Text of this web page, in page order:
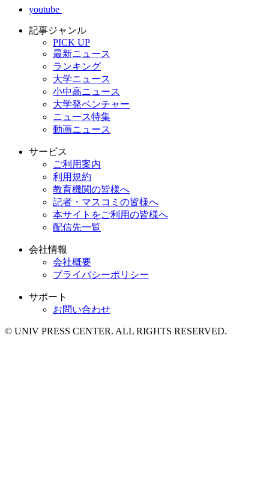
youtube
記事ジャンル
PICK UP
最新ニュース
ランキング
大学ニュース
小中高ニュース
大学発ベンチャー
ニュース特集
動画ニュース
サービス
ご利用案内
利用規約
教育機関の皆様へ
記者・マスコミの皆様へ
本サイトをご利用の皆様へ
配信先一覧
会社情報
会社概要
プライバシーポリシー
サポート
お問い合わせ
© UNIV PRESS CENTER. ALL RIGHTS RESERVED.